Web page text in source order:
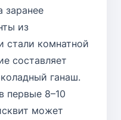
заранее
из
стали комнатной
составляет
ганаш.
первые 8–10
может